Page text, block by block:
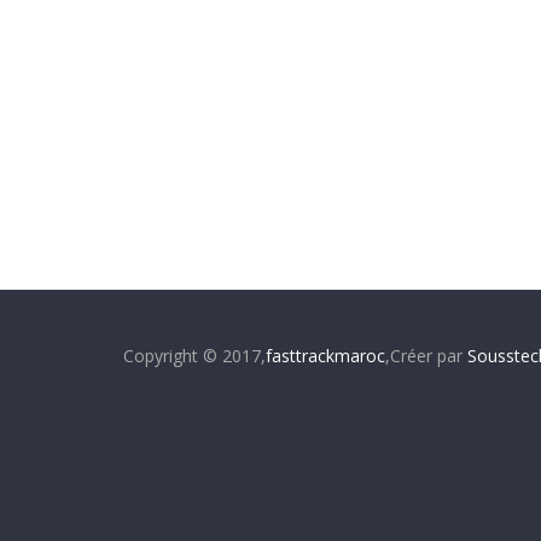
Copyright © 2017,fasttrackmaroc,Créer par